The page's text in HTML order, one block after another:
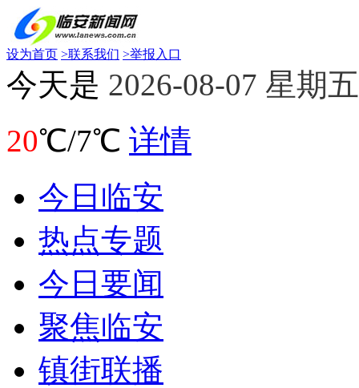
设为首页 >联系我们 >举报入口
今天是 2026-08-07 星期五
20℃/7℃ 详情
今日临安
热点专题
今日要闻
聚焦临安
镇街联播